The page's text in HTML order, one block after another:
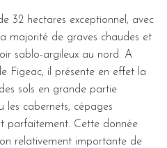
32 hectares exceptionnel, avec
majorité de graves chaudes et
sablo-argileux au nord. A
Figeac, il présente en effet la
sols en grande partie
les cabernets, cépages
parfaitement. Cette donnée
relativement importante de